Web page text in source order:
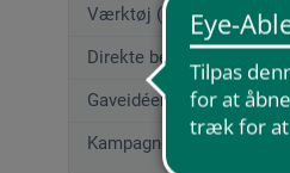
Værktøj (50)
Direkte bestilling
Gaveidéer (12)
Kampagnetilbud